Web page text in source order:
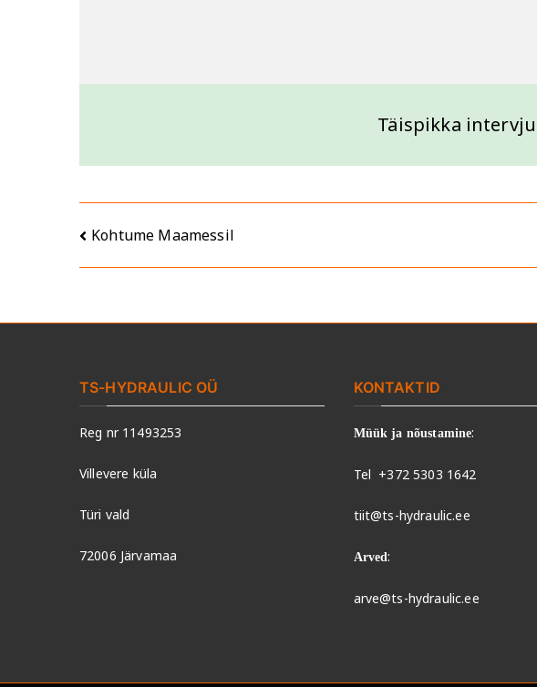
Täispikka
Kohtume Maamessil
TS-HYDRAULIC OÜ
Reg nr 11493253
Villevere küla
Türi vald
72006 Järvamaa
KONTAKTID
Müük ja nõustamine:
Tel +372 5303 1642
tiit@ts-hydraulic.ee
Arved:
arve@ts-hydraulic.ee